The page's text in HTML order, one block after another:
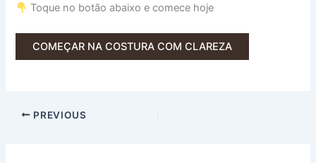
Toque no botão abaixo e comece hoje
COMEÇAR NA COSTURA COM CLAREZA
PREVIOUS